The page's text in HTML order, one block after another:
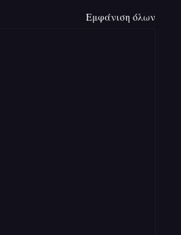
Εμφάνιση όλων